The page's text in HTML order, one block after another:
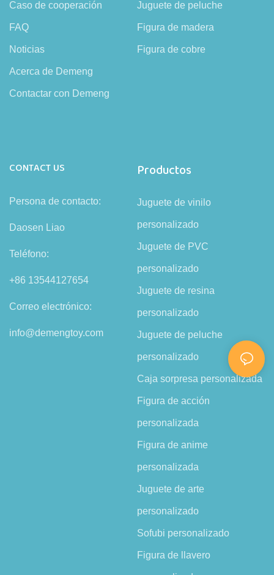
Caso de cooperación
FAQ
Noticias
Acerca de Demeng
Contactar con Demeng
Juguete de peluche
Figura de madera
Figura de cobre
CONTACT US
Persona de contacto:
Daosen Liao
Teléfono:
+86 13544127654
Correo electrónico:
info@demengtoy.com
Productos
Juguete de vinilo
personalizado
Juguete de PVC
personalizado
Juguete de resina
personalizado
Juguete de peluche
personalizado
Caja sorpresa personalizada
Figura de acción
personalizada
Figura de anime
personalizada
Juguete de arte
personalizado
Sofubi personalizado
Figura de llavero